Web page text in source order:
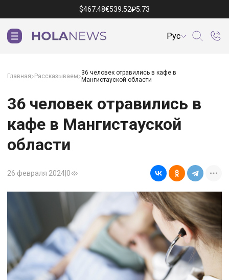
$467.48€539.52₽5.73
Рус
Главная Рассказываем 36 человек отравились в кафе в
Мангистауской области
36 человек отравились в
кафе в Мангистауской
области
26 февраля 2024 0